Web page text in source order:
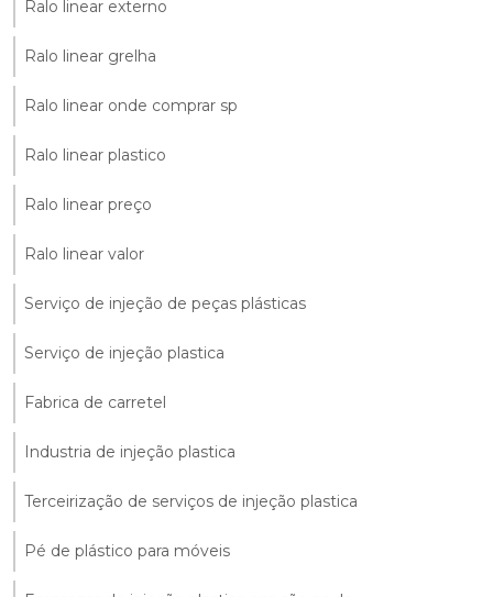
Ralo linear externo
Ralo linear grelha
Ralo linear onde comprar sp
Ralo linear plastico
Ralo linear preço
Ralo linear valor
Serviço de injeção de peças plásticas
Serviço de injeção plastica
Fabrica de carretel
Industria de injeção plastica
Terceirização de serviços de injeção plastica
Pé de plástico para móveis